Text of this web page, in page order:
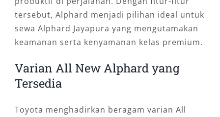
tersebut, Alphard menjadi pilihan ideal untuk
sewa Alphard Jayapura yang mengutamakan
keamanan serta kenyamanan kelas premium.
Varian All New Alphard yang
Tersedia
Toyota menghadirkan beragam varian All